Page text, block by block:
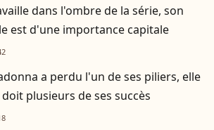
dans l'ombre de la série, son
est d'une importance capitale
a perdu l'un de ses piliers, elle
plusieurs de ses succès